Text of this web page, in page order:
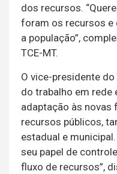
dos recursos.
foram os recursos e
a população”,
TCE-MT.
O vice-presidente
do trabalho em rede
adaptação às
recursos públicos,
estadual e
seu papel de
fluxo de recursos”,